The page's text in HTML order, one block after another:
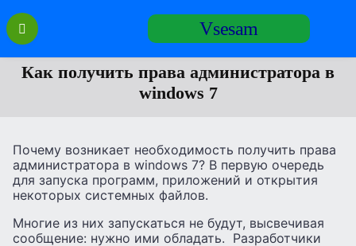
Перейти
содержанию
Vsesam
Как получить права администратора в
windows 7
Почему возникает необходимость получить права
администратора в windows 7? В первую очередь
для запуска программ, приложений и открытия
некоторых системных файлов.
Многие из них запускаться не будут, высвечивая
сообщение: нужно ими обладать. Разработчики